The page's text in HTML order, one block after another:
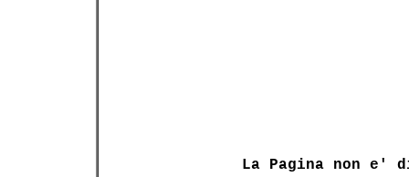
La Pagina non e'